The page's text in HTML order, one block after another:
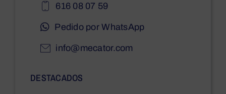
616 08 07 59
Pedido por WhatsApp
info@mecator.com
DESTACADOS